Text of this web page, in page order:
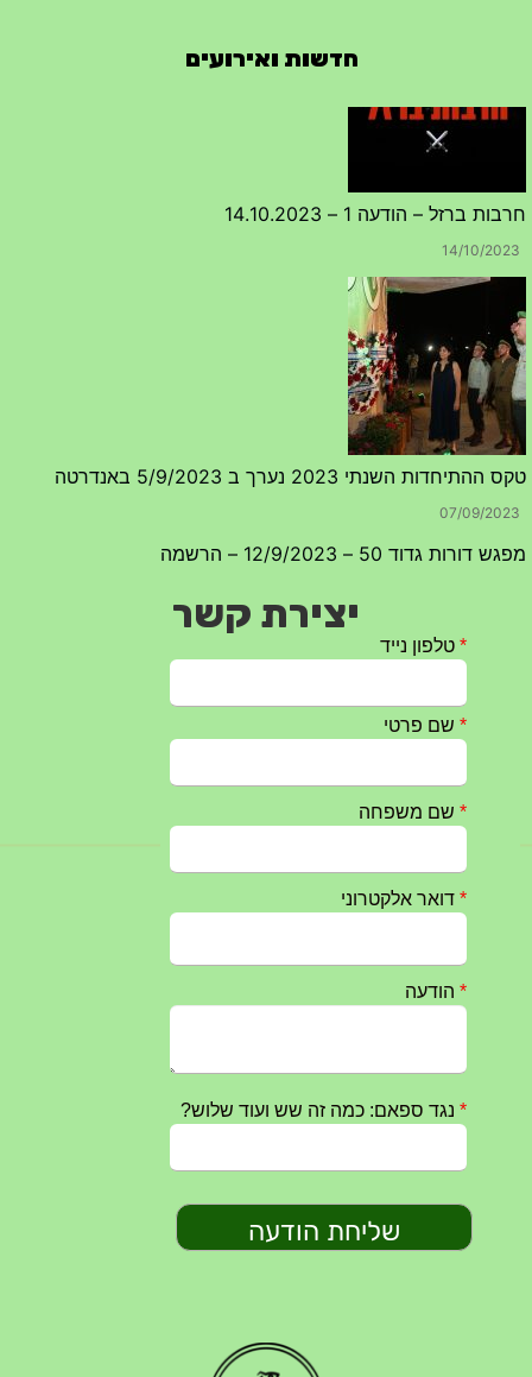
חדשות ואירועיםחרבות ברזל – הודעה 1 – 14.10.2023
14/10/2023
טקס ההתיחדות השנתי 2023 נערך ב 5/9/2023 באנדרטה
07/09/2023
מפגש דורות גדוד 50 – 12/9/2023 – הרשמה
20/07/2023
טקס ההתיחדות עם החללים לשנת 2025 – 10 יוני 2025
27/05/2025
מופע הגבעטרון ב 10.10.2024 נדחה בשל המצב הבטחוני
25/09/2024
חרבות ברזל – הודעה 1 – 14.10.2023
יצירת קשר